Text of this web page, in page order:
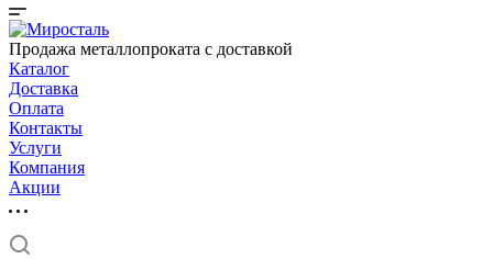
Продажа металлопроката с доставкой
Каталог
Доставка
Оплата
Контакты
Услуги
Компания
Акции